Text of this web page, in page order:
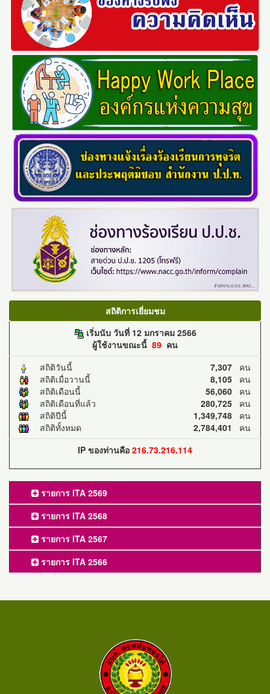
สถิติการเยี่ยมชม
เริ่มนับ วันที่ 12 มกราคม 2566
ผู้ใช้งานขณะนี้ 89 คน
สถิติวันนี้
7,307 คน
สถิติเมื่อวานนี้
8,105 คน
สถิติเดือนนี้
56,060 คน
สถิติเดือนที่แล้ว
280,725 คน
สถิติปีนี้
1,349,748 คน
สถิติทั้งหมด
2,784,401 คน
IP ของท่านคือ 216.73.216.114
รายการ ITA 2569
รายการ ITA 2568
รายการ ITA 2567
รายการ ITA 2566